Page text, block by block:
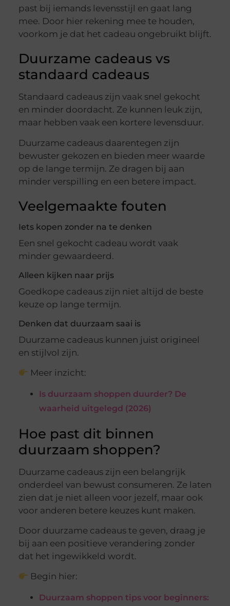
past bij iemands levensstijl en gaat lang
mee. Door hier rekening mee te houden,
voorkom je dat het cadeau ongebruikt blijft.
Duurzame cadeaus vs
standaard cadeaus
Standaard cadeaus zijn vaak snel gekocht
en minder doordacht. Ze kunnen leuk zijn,
maar hebben vaak een kortere levensduur.
Duurzame cadeaus daarentegen zijn
bewuster gekozen en bieden meer waarde
op de lange termijn. Ze dragen bij aan
minder verspilling en een betere impact.
Veelgemaakte fouten
Iets kopen zonder na te denken
Een snel gekocht cadeau wordt vaak
minder gewaardeerd.
Alleen kijken naar prijs
Goedkope cadeaus zijn niet altijd de beste
keuze op lange termijn.
Denken dat duurzaam saai is
Duurzame cadeaus kunnen juist origineel
en stijlvol zijn.
Meer inzicht:
Is duurzaam shoppen duurder? De
waarheid uitgelegd (2026)
Hoe past dit binnen
duurzaam shoppen?
Duurzame cadeaus zijn een belangrijk
onderdeel van bewust consumeren. Ze laten
zien dat je niet alleen voor jezelf, maar ook
voor anderen betere keuzes kunt maken.
Door duurzame cadeaus te geven, draag je
bij aan een positieve verandering zonder
dat het ingewikkeld wordt.
Begin hier:
Duurzaam shoppen tips voor beginners: